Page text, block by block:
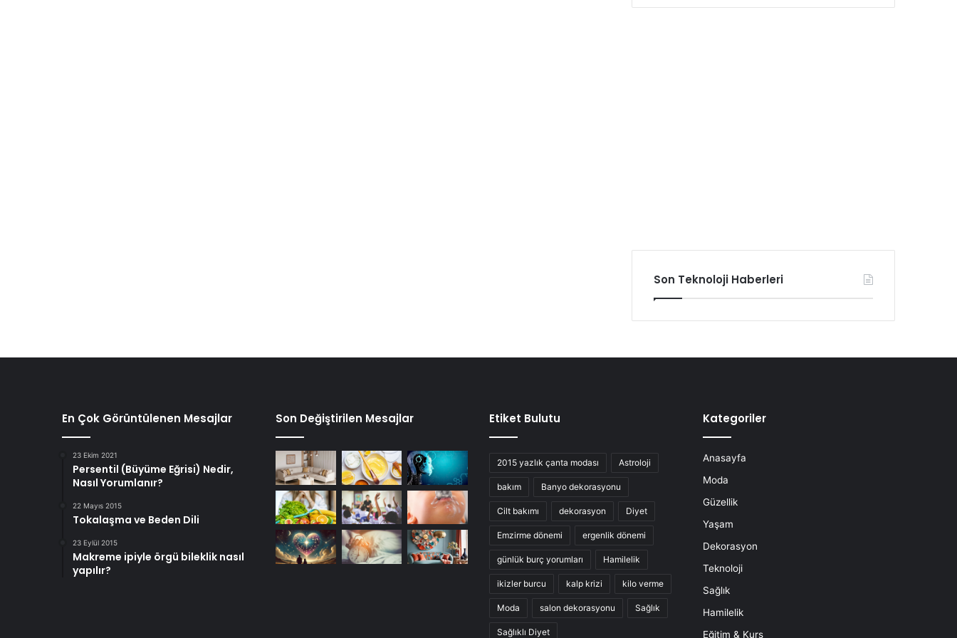
Son Teknoloji Haberleri
En Çok Görüntülenen Mesajlar
23 Ekim 2021
Persentil (Büyüme Eğrisi) Nedir,
Nasıl Yorumlanır?
22 Mayıs 2015
Tokalaşma ve Beden Dili
23 Eylül 2015
Makreme ipiyle örgü bileklik nasıl
yapılır?
Son Değiştirilen Mesajlar Etiket Bulutu
2015 yazlık çanta modası Astroloji
bakım Banyo dekorasyonu
Cilt bakımı dekorasyon Diyet
Emzirme dönemi ergenlik dönemi
günlük burç yorumları Hamilelik
ikizler burcu kalp krizi kilo verme
Moda salon dekorasyonu Sağlık
Sağlıklı Diyet
Kategoriler
Anasayfa
Moda
Güzellik
Yaşam
Dekorasyon
Teknoloji
Sağlık
Hamilelik
Eğitim & Kurs